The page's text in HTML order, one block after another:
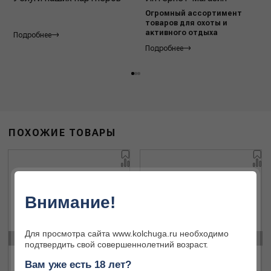
Подробнее
Огромный ассортимент
товаров для охоты и
активного отдыха
Подробнее
ПОХОЖИЕ ТОВАРЫ
Внимание!
Для просмотра сайта www.kolchuga.ru необходимо
подтвердить свой совершеннолетний возраст.
Вам уже есть 18 лет?